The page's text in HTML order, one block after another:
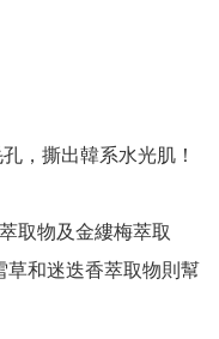
，撕出韓系水光肌！
取物及金縷梅萃取
草和迷迭香萃取物則幫